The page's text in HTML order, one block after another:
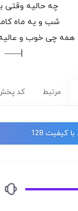
چه حالیه وقتی
شب و یه ماه
همه چی خوب و عالیه
مرتبط کد
با کیفیت 128